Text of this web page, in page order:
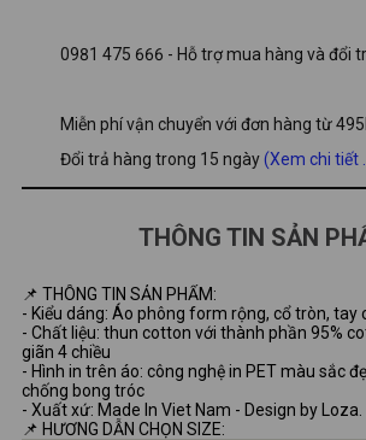
0981 475 666 - Hỗ trợ mua hàng và đổi
Miễn phí vận chuyển với đơn hàng từ
Đổi trả hàng trong 15 ngày(Xem chi tiết
THÔNG TIN SẢN
📌 THÔNG TIN SẢN PHẨM:
- Kiểu dáng: Áo phông form rộng, cổ tròn, tay
- Chất liệu: thun cotton với thành phần 95%
giãn 4 chiều
- Hình in trên áo: công nghệ in PET màu sắc
chống bong tróc
- Xuất xứ: Made In Viet Nam - Design by Loza.
📌 HƯƠNG DẪN CHỌN SIZE: